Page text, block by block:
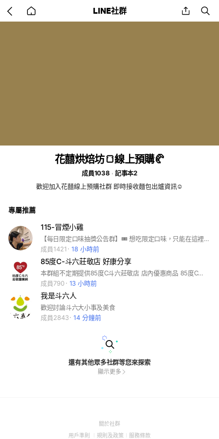
back
to
LINE社群 share
花囍烘焙坊🍞線上預購🥐
成員1038
記事本2
歡迎加入花囍線上預購社群 即時接收麵包出爐資訊☺️
專屬推薦
115-冒煙小雞
【每日限定口味抽獎公告群】🎟️ 想吃限定口味，只能在這裡知道！ 每日更新，售完不補。 這裡是唯一通道，群主親自發布。 想搶先吃？跟緊這裡就對了！
成員1421
18 小時前
85度C-斗六莊敬店 好康分享
本群組不定期提供85度C斗六莊敬店 店內優惠商品 85度C斗六莊敬店 雲林縣斗六市莊敬路27號 聯絡電話 05-5353785
成員790
13 小時前
我是斗六人
歡迎討論斗六大小事及美食
成員2843
14 分鐘前
還有其他眾多社群等您來探索
顯示更多
關於社群(Open
in
用戶準則 (Open
規則及政策(Open
服務條款